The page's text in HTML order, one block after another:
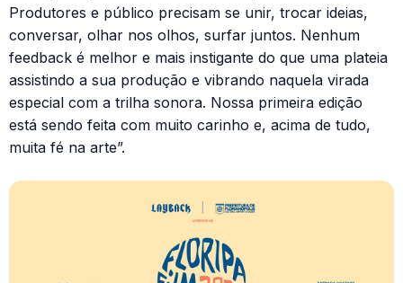
Produtores e público precisam se unir, trocar ideias,
conversar, olhar nos olhos, surfar juntos. Nenhum
feedback é melhor e mais instigante do que uma plateia
assistindo a sua produção e vibrando naquela virada
especial com a trilha sonora. Nossa primeira edição
está sendo feita com muito carinho e, acima de tudo,
muita fé na arte”.